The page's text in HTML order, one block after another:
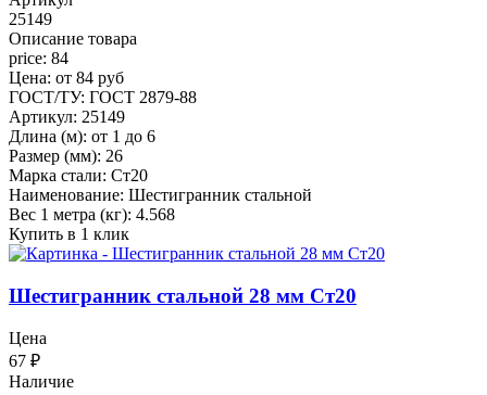
25149
Описание товара
price: 84
Цена: от 84 руб
ГОСТ/ТУ: ГОСТ 2879-88
Артикул: 25149
Длина (м): от 1 до 6
Размер (мм): 26
Марка стали: Ст20
Наименование: Шестигранник стальной
Вес 1 метра (кг): 4.568
Купить в 1 клик
Шестигранник стальной 28 мм Ст20
Цена
67 ₽
Наличие